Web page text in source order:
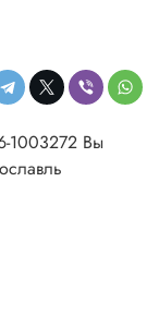
1003272 Вы